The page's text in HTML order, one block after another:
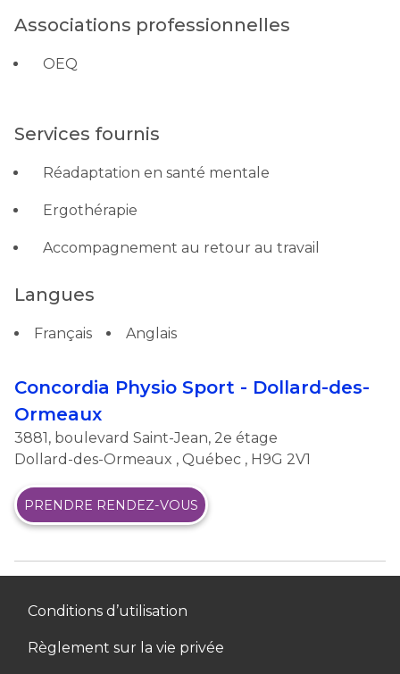
Associations professionnelles
OEQ
Services fournis
Réadaptation en santé mentale
Ergothérapie
Accompagnement au retour au travail
Langues
Français Anglais
Concordia Physio Sport - Dollard-des-
Ormeaux
3881, boulevard Saint-Jean, 2e étage
Dollard-des-Ormeaux , Québec , H9G 2V1
PRENDRE RENDEZ-VOUS
Conditions d’utilisation
Règlement sur la vie privée